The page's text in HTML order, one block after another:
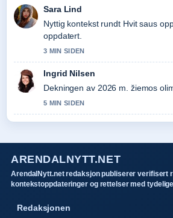
Sara Lind
Nyttig kontekst rundt Hvit saus
oppdatert.
3 MIN SIDEN
Ingrid Nilsen
Dekningen av 2026 m. žiemos
5 MIN SIDEN
ARENDALNYTT.NET
ArendalNytt.net redaksjon publiserer verifisert
kontekstoppdateringer og rettelser med
Redaksjonen